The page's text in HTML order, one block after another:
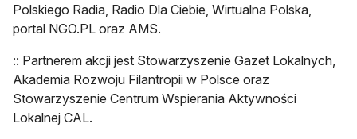
Polskiego Radia, Radio Dla Ciebie, Wirtualna Polska,
portal NGO.PL oraz AMS.
:: Partnerem akcji jest Stowarzyszenie Gazet Lokalnych,
Akademia Rozwoju Filantropii w Polsce oraz
Stowarzyszenie Centrum Wspierania Aktywności
Lokalnej CAL.